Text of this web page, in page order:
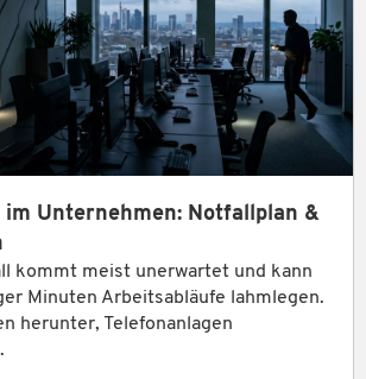
Unternehmen: Notfallplan &
kommt meist unerwartet und kann
Minuten Arbeitsabläufe lahmlegen.
herunter, Telefonanlagen